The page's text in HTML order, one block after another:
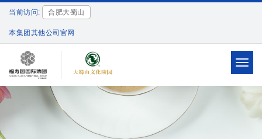
当前访问: 合肥大蜀山
本集团其他公司官网